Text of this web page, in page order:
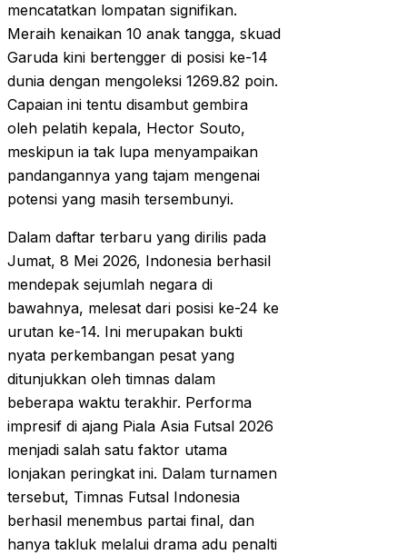
mencatatkan lompatan signifikan.
Meraih kenaikan 10 anak tangga, skuad
Garuda kini bertengger di posisi ke-14
dunia dengan mengoleksi 1269.82 poin.
Capaian ini tentu disambut gembira
oleh pelatih kepala, Hector Souto,
meskipun ia tak lupa menyampaikan
pandangannya yang tajam mengenai
potensi yang masih tersembunyi.
Dalam daftar terbaru yang dirilis pada
Jumat, 8 Mei 2026, Indonesia berhasil
mendepak sejumlah negara di
bawahnya, melesat dari posisi ke-24 ke
urutan ke-14. Ini merupakan bukti
nyata perkembangan pesat yang
ditunjukkan oleh timnas dalam
beberapa waktu terakhir. Performa
impresif di ajang Piala Asia Futsal 2026
menjadi salah satu faktor utama
lonjakan peringkat ini. Dalam turnamen
tersebut, Timnas Futsal Indonesia
berhasil menembus partai final, dan
hanya takluk melalui drama adu penalti